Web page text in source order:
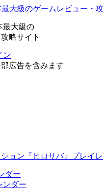
最大級の
略サイト
ン
広告を含みます
ョン『ヒロサバ』プレイレ
ダー
ンダー